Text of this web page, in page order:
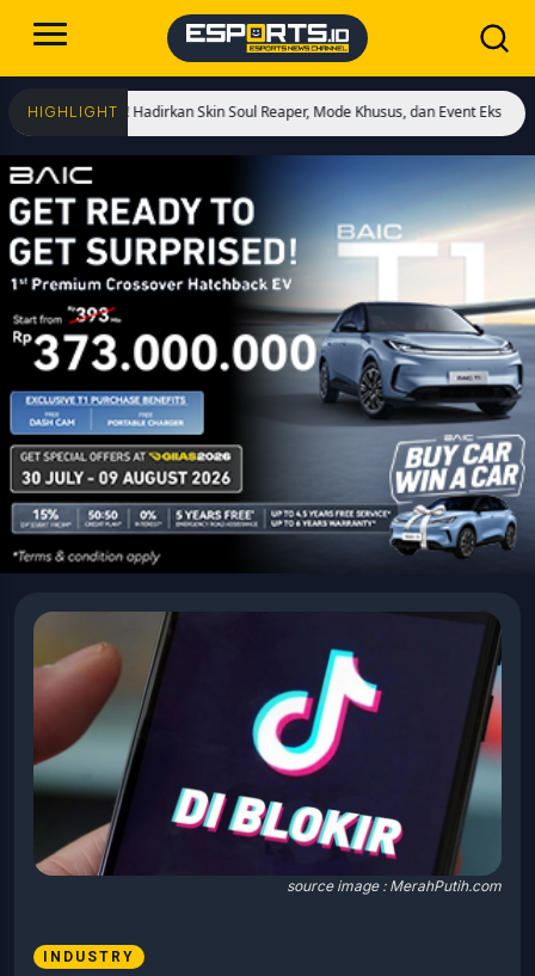
HIGHLIGHT
Hadirkan Skin Soul Reaper, Mode Khusus, dan Event Eksklusif!
source image : MerahPutih.com
INDUSTRY